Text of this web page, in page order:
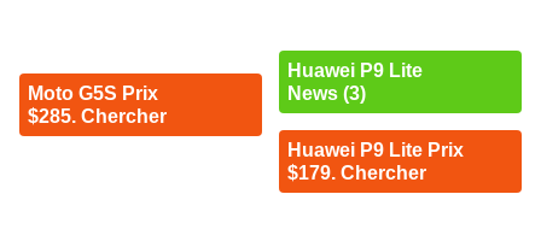
Moto G5S Prix
$285. Chercher
Huawei P9 Lite
News (3)
Huawei P9 Lite Prix
$179. Chercher